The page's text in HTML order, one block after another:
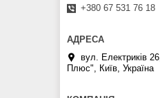
+380 67 531 76 18
вул. Електриків
Плюс", Київ, Україна